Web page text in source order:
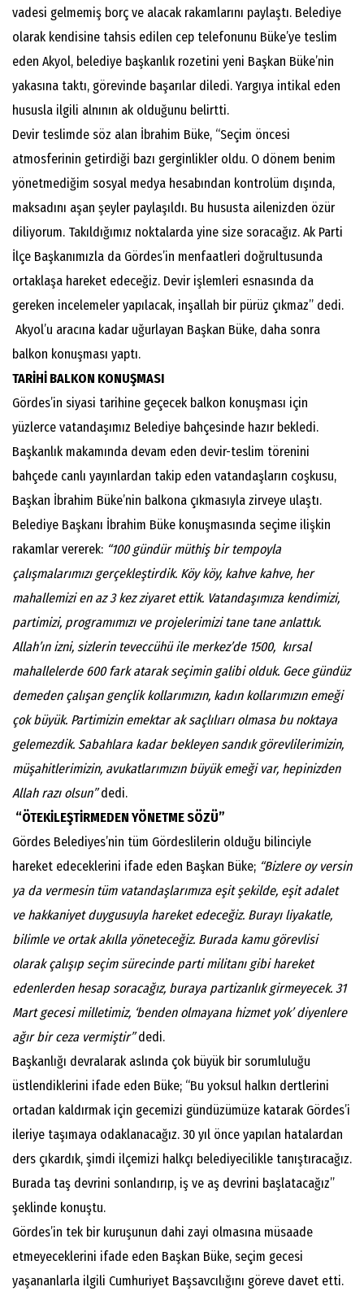
vadesi gelmemiş borç ve alacak rakamlarını paylaştı. Belediye
olarak kendisine tahsis edilen cep telefonunu Büke’ye teslim
eden Akyol, belediye başkanlık rozetini yeni Başkan Büke’nin
yakasına taktı, görevinde başarılar diledi. Yargıya intikal eden
hususla ilgili alnının ak olduğunu belirtti.
Devir teslimde söz alan İbrahim Büke, “Seçim öncesi
atmosferinin getirdiği bazı gerginlikler oldu. O dönem benim
yönetmediğim sosyal medya hesabından kontrolüm dışında,
maksadını aşan şeyler paylaşıldı. Bu hususta ailenizden özür
diliyorum. Takıldığımız noktalarda yine size soracağız. Ak Parti
İlçe Başkanımızla da Gördes’in menfaatleri doğrultusunda
ortaklaşa hareket edeceğiz. Devir işlemleri esnasında da
gereken incelemeler yapılacak, inşallah bir pürüz çıkmaz” dedi.
Akyol’u aracına kadar uğurlayan Başkan Büke, daha sonra
balkon konuşması yaptı.
TARİHİ BALKON KONUŞMASI
Gördes’in siyasi tarihine geçecek balkon konuşması için
yüzlerce vatandaşımız Belediye bahçesinde hazır bekledi.
Başkanlık makamında devam eden devir-teslim törenini
bahçede canlı yayınlardan takip eden vatandaşların coşkusu,
Başkan İbrahim Büke’nin balkona çıkmasıyla zirveye ulaştı.
Belediye Başkanı İbrahim Büke konuşmasında seçime ilişkin
rakamlar vererek: “100 gündür müthiş bir tempoyla
çalışmalarımızı gerçekleştirdik. Köy köy, kahve kahve, her
mahallemizi en az 3 kez ziyaret ettik. Vatandaşımıza kendimizi,
partimizi, programımızı ve projelerimizi tane tane anlattık.
Allah’ın izni, sizlerin teveccühü ile merkez’de 1500, kırsal
mahallelerde 600 fark atarak seçimin galibi olduk. Gece gündüz
demeden çalışan gençlik kollarımızın, kadın kollarımızın emeği
çok büyük. Partimizin emektar ak saçlılıarı olmasa bu noktaya
gelemezdik. Sabahlara kadar bekleyen sandık görevlilerimizin,
müşahitlerimizin, avukatlarımızın büyük emeği var, hepinizden
Allah razı olsun”dedi.
“ÖTEKİLEŞTİRMEDEN YÖNETME SÖZÜ”
Gördes Belediyes’nin tüm Gördeslilerin olduğu bilinciyle
hareket edeceklerini ifade eden Başkan Büke; “Bizlere oy versin
ya da vermesin tüm vatandaşlarımıza eşit şekilde, eşit adalet
ve hakkaniyet duygusuyla hareket edeceğiz. Burayı liyakatle,
bilimle ve ortak akılla yöneteceğiz. Burada kamu görevlisi
olarak çalışıp seçim sürecinde parti militanı gibi hareket
edenlerden hesap soracağız, buraya partizanlık girmeyecek. 31
Mart gecesi milletimiz, ‘benden olmayana hizmet yok’ diyenlere
ağır bir ceza vermiştir”dedi.
Başkanlığı devralarak aslında çok büyük bir sorumluluğu
üstlendiklerini ifade eden Büke; “Bu yoksul halkın dertlerini
ortadan kaldırmak için gecemizi gündüzümüze katarak Gördes’i
ileriye taşımaya odaklanacağız. 30 yıl önce yapılan hatalardan
ders çıkardık, şimdi ilçemizi halkçı belediyecilikle tanıştıracağız.
Burada taş devrini sonlandırıp, iş ve aş devrini başlatacağız”
şeklinde konuştu.
Gördes’in tek bir kuruşunun dahi zayi olmasına müsaade
etmeyeceklerini ifade eden Başkan Büke, seçim gecesi
yaşananlarla ilgili Cumhuriyet Başsavcılığını göreve davet etti.